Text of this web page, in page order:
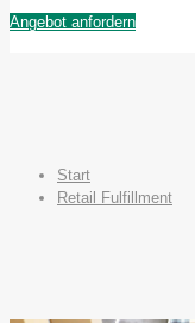
Angebot anfordern
Start
Retail Fulfillment